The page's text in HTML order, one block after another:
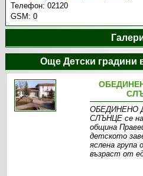
Телефон:02120
GSM:0
Още Детски
ОБЕДИНЕНО
СЛЪНЦЕ се
община
детското
яслена група
възраст от